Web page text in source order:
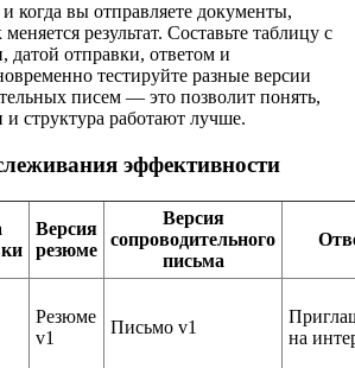
когда вы отправляете документы,
результат. Составьте таблицу с
датой отправки, ответом и
тестируйте разные версии
писем — это позволит понять,
структура работают лучше.
эффективности
Версия
резюме
Версия
сопроводительного
письма
Резюме
v1
Письмо v1
на